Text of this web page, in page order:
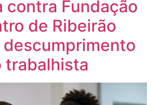
contra Fundação
de Ribeirão
descumprimento
trabalhista